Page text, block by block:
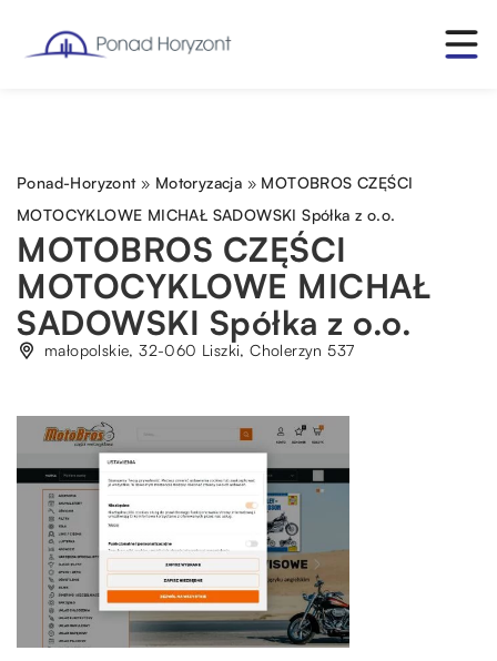
Ponad-Horyzont» Motoryzacja » MOTOBROS CZĘŚCI
MOTOCYKLOWE MICHAŁ SADOWSKI Spółka z o.o.
MOTOBROS CZĘŚCI
MOTOCYKLOWE MICHAŁ
SADOWSKI Spółka z o.o.
małopolskie, 32-060 Liszki, Cholerzyn 537